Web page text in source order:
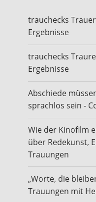
trauchecks
Ergebnisse
trauchecks
Ergebnisse
Abschiede
sprachlos sein -
Wie der Kinofilm
über Redekunst,
Trauungen
„Worte, die
Trauungen mit